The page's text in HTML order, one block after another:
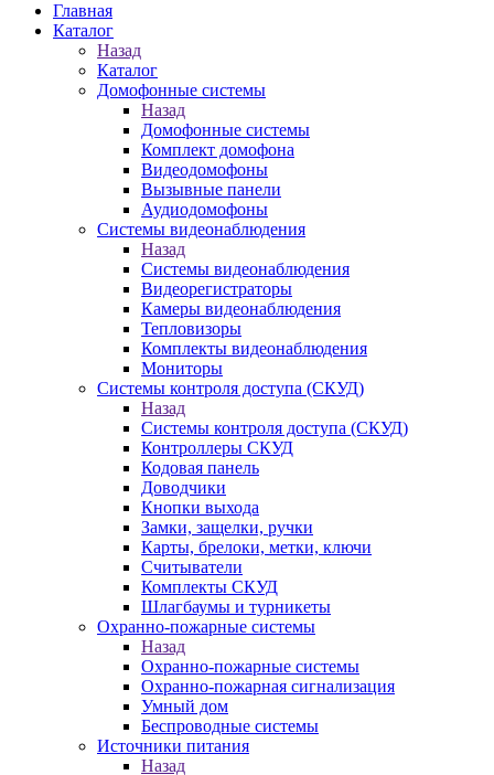
Главная
Каталог
Назад
Каталог
Домофонные системы
Назад
Домофонные системы
Комплект домофона
Видеодомофоны
Вызывные панели
Аудиодомофоны
Системы видеонаблюдения
Назад
Системы видеонаблюдения
Видеорегистраторы
Камеры видеонаблюдения
Тепловизоры
Комплекты видеонаблюдения
Мониторы
Системы контроля доступа (СКУД)
Назад
Системы контроля доступа (СКУД)
Контроллеры СКУД
Кодовая панель
Доводчики
Кнопки выхода
Замки, защелки, ручки
Карты, брелоки, метки, ключи
Считыватели
Комплекты СКУД
Шлагбаумы и турникеты
Охранно-пожарные системы
Назад
Охранно-пожарные системы
Охранно-пожарная сигнализация
Умный дом
Беспроводные системы
Источники питания
Назад